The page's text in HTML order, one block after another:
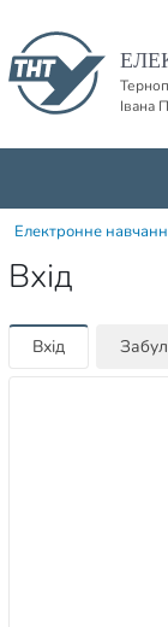
Івана
Електронне
Вхід
Вхід